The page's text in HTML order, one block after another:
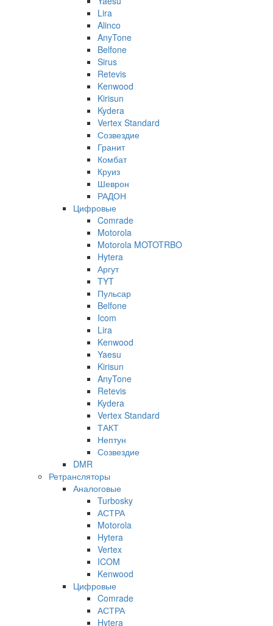
Lira
Alinco
AnyTone
Belfone
Sirus
Retevis
Kenwood
Kirisun
Kydera
Vertex Standard
Созвездие
Гранит
Комбат
Круиз
Шеврон
РАДОН
Цифровые
Comrade
Motorola
Motorola MOTOTRBO
Hytera
Аргут
TYT
Пульсар
Belfone
Icom
Lira
Kenwood
Yaesu
Kirisun
AnyTone
Retevis
Kydera
Vertex Standard
ТАКТ
Нептун
Созвездие
DMR
Ретрансляторы
Аналоговые
Turbosky
АСТРА
Motorola
Hytera
Vertex
ICOM
Kenwood
Цифровые
Comrade
АСТРА
Hytera